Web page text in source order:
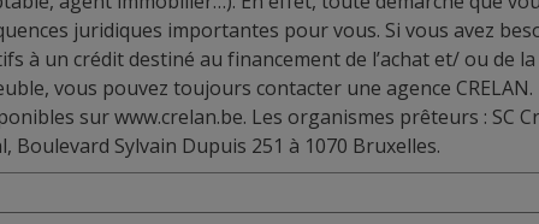
juridiques importantes pour vous. Si vous avez
à un crédit destiné au financement de l’achat et/ ou de
vous pouvez toujours contacter une agence
sur www.crelan.be. Les organismes prêteurs : SC
Boulevard Sylvain Dupuis 251 à 1070 Bruxelles.